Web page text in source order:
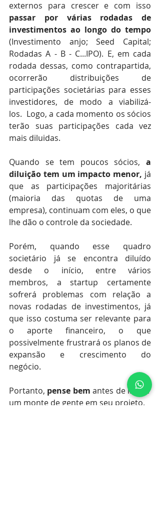
passar por várias rodadas de
investimentos ao longo do tempo
(Investimento anjo; Seed Capital;
Rodadas A - B - C...IPO). E, em cada
rodada dessas, como contrapartida,
ocorrerão distribuições de
participações societárias para esses
investidores, de modo a viabilizá-
los.  Logo, a cada momento os sócios
terão suas participações cada vez
mais diluidas.⠀ ⠀
Quando se tem poucos sócios, a
diluição tem um impacto menor, já
que as participações majoritárias
(maioria das quotas de uma
empresa), continuam com eles, o que
lhe dão o controle da sociedade. ⠀
Porém, quando esse quadro
societário já se encontra diluído
desde o início, entre vários
membros, a startup certamente
sofrerá problemas com relação a
novas rodadas de investimentos, já
que isso costuma ser relevante para
o aporte financeiro, o que
possivelmente frustrará os planos de
expansão e crescimento do
negócio. ⠀
Portanto, pense bem antes de incluir
um monte de gente em seu projeto.